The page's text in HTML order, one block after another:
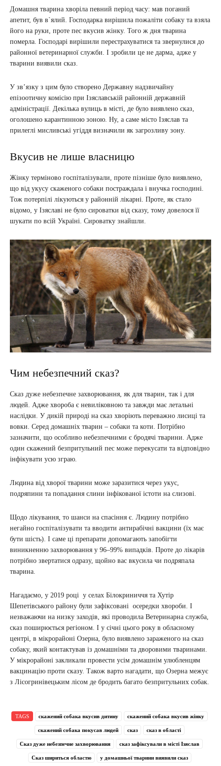
Домашня тварина хворіла певний період часу: мав поганий
апетит, був в`ялий. Господарка вирішила пожаліти собаку та взяла
його на руки, проте пес вкусив жінку. Того ж дня тварина
померла. Господарі вирішили перестрахуватися та звернулися до
районної ветеринарної служби. І зробили це не дарма, адже у
тварини виявили сказ.
У зв’язку з цим було створено Державну надзвичайну
епізоотичну комісію при Ізяславській районній державній
адміністрації. Декілька вулиць в місті, де було виявлено сказ,
оголошено карантинною зоною. Ну, а саме місто Ізяслав та
прилеглі мисливські угіддя визначили як загрозливу зону.
Вкусив не лише власницю
Жінку терміново госпіталізували, проте пізніше було виявлено,
що від укусу скаженого собаки постраждала і внучка господині.
Тож потерпілі лікуються у районній лікарні. Проте, як стало
відомо, у Ізяславі не було сироватки від сказу, тому довелося її
шукати по всій Україні. Сироватку знайшли.
Чим небезпечний сказ?
Сказ дуже небезпечне захворювання, як для тварин, так і для
людей. Адже хвороба є невиліковною та завжди має летальні
наслідки. У дикій природі на сказ хворіють переважно лисиці та
вовки. Серед домашніх тварин – собаки та коти. Потрібно
зазначити, що особливо небезпечними є бродячі тварини. Адже
один скажений безпритульний пес може перекусати та відповідно
інфікувати усю зграю.
Людина від хворої тварини може заразитися через укус,
подряпини та попадання слини інфікованої істоти на слизові.
Щодо лікування, то шанси на спасіння є. Людину потрібно
негайно госпіталізувати та вводити антирабічні вакцини (їх має
бути шість). І саме ці препарати допомагають запобігти
виникненню захворювання у 96–99% випадків. Проте до лікарів
потрібно звертатися одразу, щойно вас вкусила чи подряпала
тварина.
Нагадаємо, у 2019 році у селах Білокриниччя та Хутір
Шепетівського району були зафіксовані осередки хвороби. І
незважаючи на низку заходів, які проводила Ветеринарна служба,
сказ поширюється регіоном. І у січні цього року в обласному
центрі, в мікрорайоні Озерна, було виявлено зараженого на сказ
собаку, який контактував із домашніми та дворовими тваринами.
У мікрорайоні закликали провести усім домашнім улюбленцям
вакцинацію проти сказу. Також варто нагадати, що Озерна межує
з Лісогринівецьким лісом де бродить багато безпритульних собак.
TAGS скажений собака вкусив дитину скажений собака вкусив жінку
скажений собака покусав людей сказ сказ в області
Сказ дуже небезпечне захворювання сказ зафіксували в місті Ізяслав
Сказ шириться областю у домашньої тварини виявили сказ